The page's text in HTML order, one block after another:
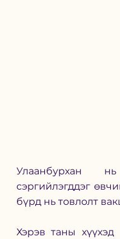
Улаанбурхан
сэргийлэгддэг
бүрд нь товлолт
Хэрэв таны хүүхэд